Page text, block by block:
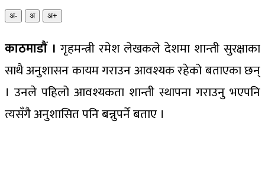
अ- अ अ+
काठमाडौं । गृहमन्त्री रमेश लेखकले देशमा शान्ती सुरक्षाका
साथै अनुशासन कायम गराउन आवश्यक रहेको बताएका छन्
। उनले पहिलो आवश्यकता शान्ती स्थापना गराउनु भएपनि
त्यसँगै अनुशासित पनि बन्नुपर्ने बताए ।